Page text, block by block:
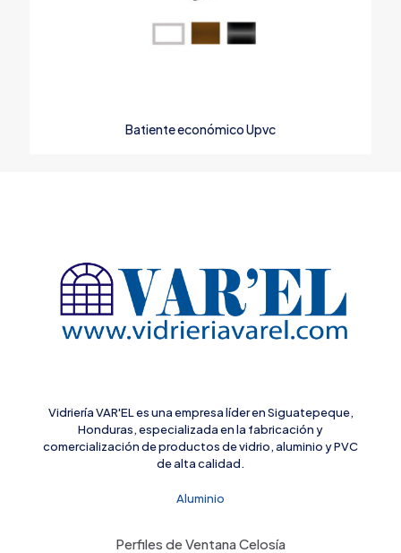
Batiente económico Upvc
Vidriería VAR'EL es una empresa líder en Siguatepeque,
Honduras, especializada en la fabricación y
comercialización de productos de vidrio, aluminio y PVC
de alta calidad.
Aluminio
Perfiles de Ventana Celosía